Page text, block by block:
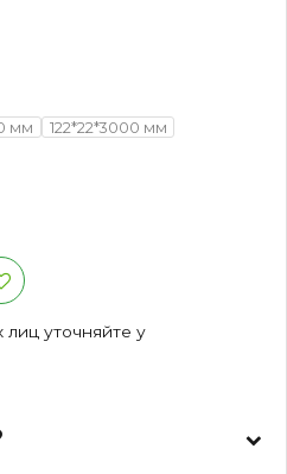
мм
122*22*3000 мм
уточняйте у